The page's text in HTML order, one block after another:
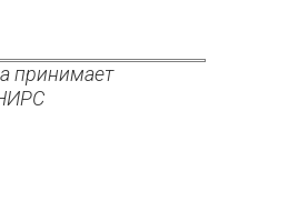
принимает